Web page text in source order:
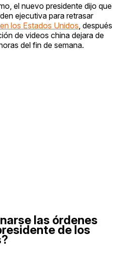
el nuevo presidente dijo que
ejecutiva para retrasar
los Estados Unidos , después
de videos china dejara de
del fin de semana.
las órdenes
de los